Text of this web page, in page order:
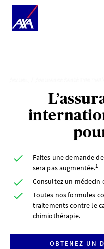
Faites une demande
sera pas augmentée.1
Consultez un médecin
Toutes nos formules
traitements contre le
chimiothérapie.
OBTENEZ UN